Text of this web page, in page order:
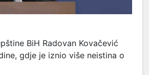
BiH Radovan Kovačević
gdje je iznio više neistina o